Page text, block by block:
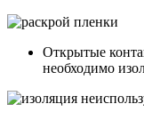
Открытые
необходимо